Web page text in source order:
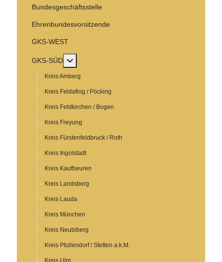
Bundesgeschäftsstelle
Ehrenbundesvorsitzende
GKS-WEST
GKS-SÜD MOD_MENU_TOGGLE_SUBMENU_LABEL
Kreis Amberg
Kreis Feldafing / Pöcking
Kreis Feldkirchen / Bogen
Kreis Freyung
Kreis Fürstenfeldbruck / Roth
Kreis Ingolstadt
Kreis Kaufbeuren
Kreis Landsberg
Kreis Lauda
Kreis München
Kreis Neubiberg
Kreis Pfullendorf / Stetten a.k.M.